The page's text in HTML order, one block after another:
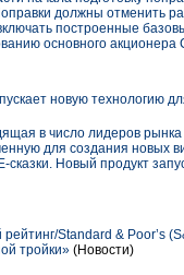
должны отменить
построенные
основного
новую технологию
в число лидеров
для создания новых
сказки. Новый продукт
Standard & Poor’s
тройки» (Новости)